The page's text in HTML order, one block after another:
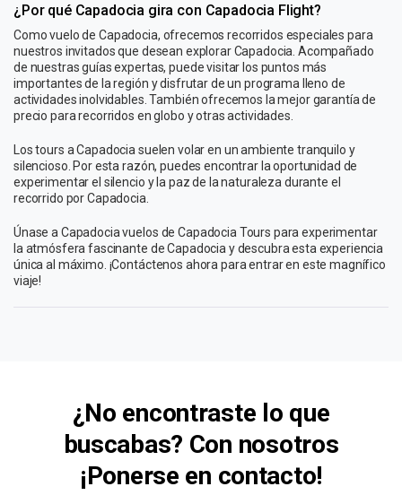
¿Por qué Capadocia gira con Capadocia Flight?
Como vuelo de Capadocia, ofrecemos recorridos especiales para
nuestros invitados que desean explorar Capadocia. Acompañado
de nuestras guías expertas, puede visitar los puntos más
importantes de la región y disfrutar de un programa lleno de
actividades inolvidables. También ofrecemos la mejor garantía de
precio para recorridos en globo y otras actividades.
Los tours a Capadocia suelen volar en un ambiente tranquilo y
silencioso. Por esta razón, puedes encontrar la oportunidad de
experimentar el silencio y la paz de la naturaleza durante el
recorrido por Capadocia.
Únase a Capadocia vuelos de Capadocia Tours para experimentar
la atmósfera fascinante de Capadocia y descubra esta experiencia
única al máximo. ¡Contáctenos ahora para entrar en este magnífico
viaje!
¿No encontraste lo que
buscabas? Con nosotros
¡Ponerse en contacto!